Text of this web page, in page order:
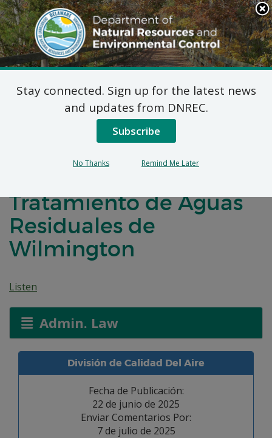
Search
This
Site
DNREC Menu
7 DE Código de Admin.
1102 Solicitudes de
Permisos Naturales
Tratamiento de Aguas
Residuales de
Wilmington
Listen
Admin. Law
División de Calidad Del Aire
Fecha de Publicación:
22 de junio de 2025
Enviar Comentarios Por:
7 de julio de 2025
Stay connected. Sign up for the latest news
and updates from DNREC.
Subscribe
No Thanks Remind Me Later